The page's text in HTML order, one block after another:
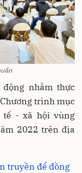
nhằm thực
trình mục
- xã hội vùng
2022 trên địa
truyền để đồng